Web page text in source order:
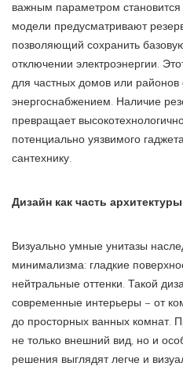
важным параметром
модели предусматривают
позволяющий сохранить
отключении электроэнергии.
для частных домов или районов
энергоснабжением. Наличие
превращает
потенциально уязвимого
сантехнику.
Дизайн как часть
Визуально умные унитазы
минимализма: гладкие
нейтральные оттенки. Такой
современные интерьеры – от
до просторных ванных комнат.
не только внешний вид, но и
решения выглядят легче и